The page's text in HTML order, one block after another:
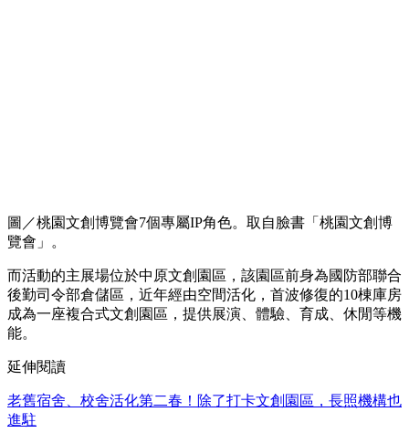
圖／桃園文創博覽會7個專屬IP角色。取自臉書「桃園文創博
覽會」。
而活動的主展場位於中原文創園區，該園區前身為國防部聯合
後勤司令部倉儲區，近年經由空間活化，首波修復的10棟庫房
成為一座複合式文創園區，提供展演、體驗、育成、休閒等機
能。
延伸閱讀
老舊宿舍、校舍活化第二春！除了打卡文創園區，長照機構也
進駐